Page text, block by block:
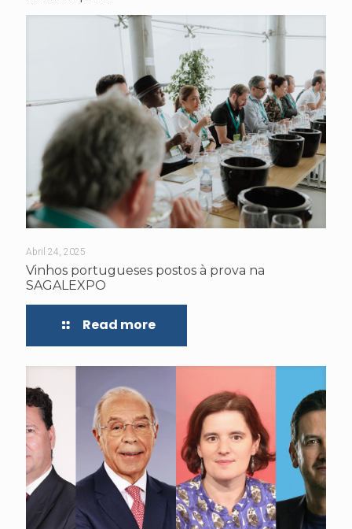
Abril 24, 2025
Vinhos portugueses postos à prova na
SAGALEXPO
Read more